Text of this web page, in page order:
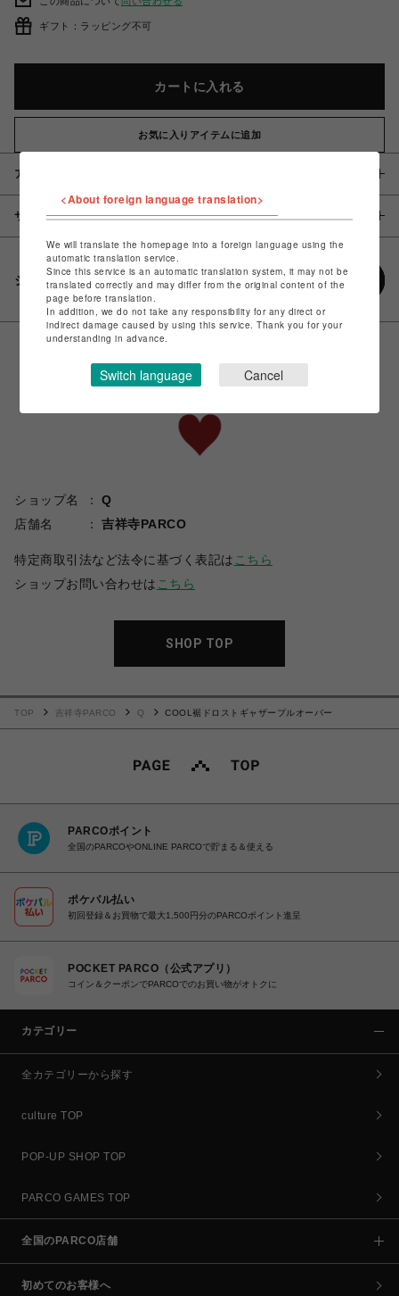
ギフト：ラッピング不可
カートに入れる
お気に入りアイテムに追加
アイテム説明 / 素材
サイズ
シェアする
ショップ名
Q
店舗名
吉祥寺PARCO
特定商取引法など法令に基づく表記は こちら
ショップお問い合わせは こちら
SHOP TOP
TOP 吉祥寺PARCO Q COOL裾ドロストギャザープルオーバー
PARCOポイント
全国のPARCOやONLINE PARCOで貯まる＆使える
ポケパル払い
初回登録＆お買物で最大1,500円分のPARCOポイント進呈
POCKET PARCO（公式アプリ）
コイン＆クーポンでPARCOでのお買い物がオトクに
カテゴリー
全カテゴリーから探す
culture TOP
POP-UP SHOP TOP
PARCO GAMES TOP
全国のPARCO店舗
初めてのお客様へ
<About foreign language translation>
We will translate the homepage into a foreign language using the
automatic translation service.
Since this service is an automatic translation system, it may not be
translated correctly and may differ from the original content of the
page before translation.
In addition, we do not take any responsibility for any direct or
indirect damage caused by using this service. Thank you for your
understanding in advance.
Switch language Cancel